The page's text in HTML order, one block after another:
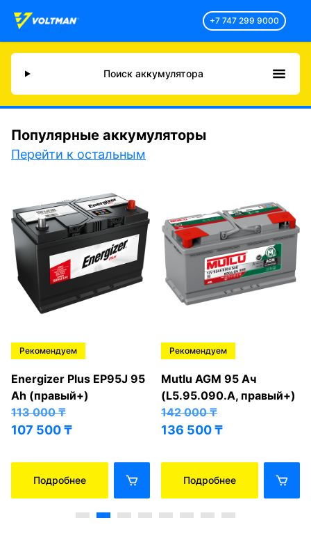
+7 747 299 9000
Поиск аккумулятора
Популярные аккумуляторы
Перейти к остальным
Рекомендуем
Energizer Plus EP95J 95
Ah (правый+)
113 000₸
107 500₸
Подробнее
Рекомендуем
Mutlu AGM 95 Ач
(L5.95.090.A, правый+)
142 000₸
136 500₸
Подробнее